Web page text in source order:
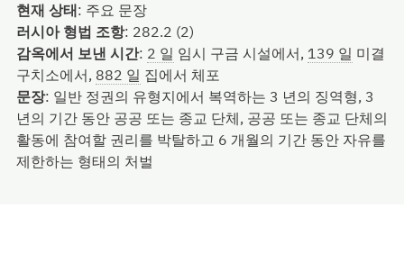
현재 상태: 주요 문장
러시아 형법 조항: 282.2 (2)
감옥에서 보낸 시간: 2 일 임시 구금 시설에서, 139 일 미결
구치소에서, 882 일 집에서 체포
문장: 일반 정권의 유형지에서 복역하는 3 년의 징역형, 3
년의 기간 동안 공공 또는 종교 단체, 공공 또는 종교 단체의
활동에 참여할 권리를 박탈하고 6 개월의 기간 동안 자유를
제한하는 형태의 처벌